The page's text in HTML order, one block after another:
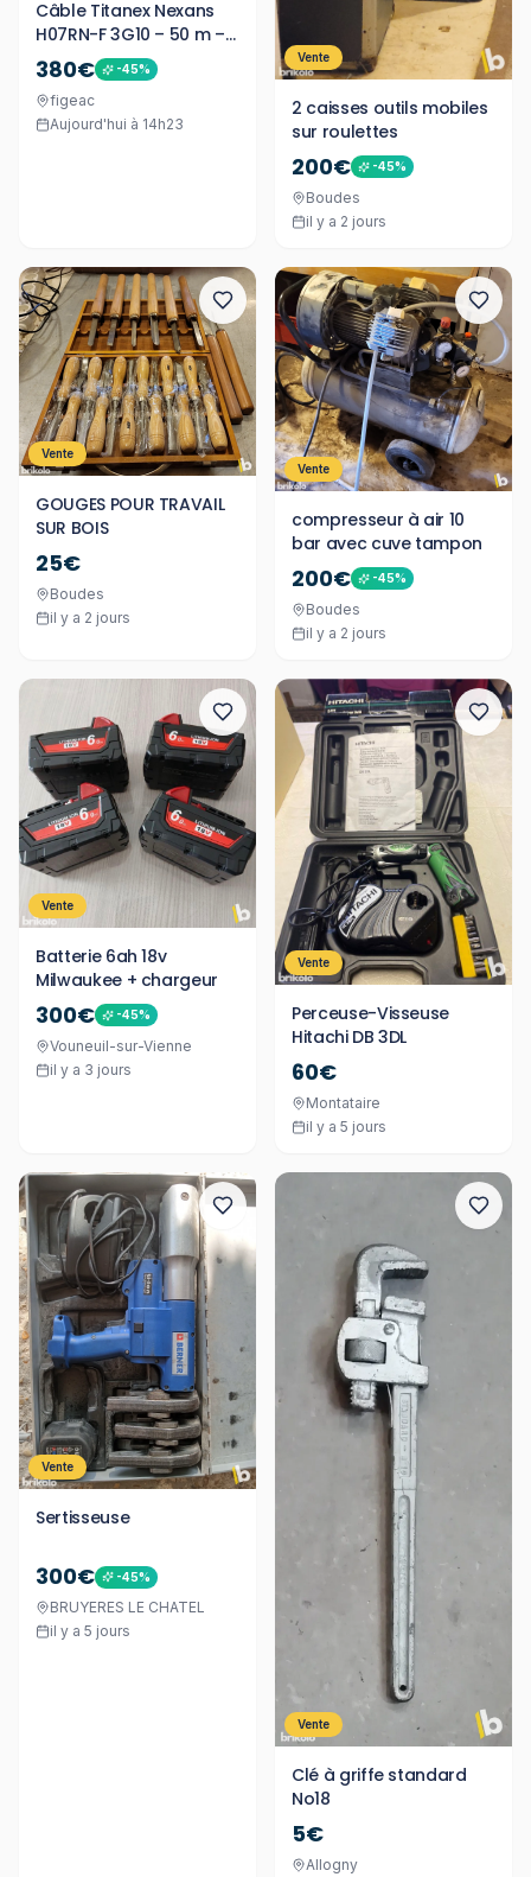
Câble Titanex Nexans
H07RN-F 3G10 – 50 m –
Prises Legrand 32A
380€ -45%
figeac
Aujourd'hui à 14h23
Vente
2 caisses outils mobiles
sur roulettes
200€ -45%
Boudes
il y a 2 jours
Vente
GOUGES POUR TRAVAIL
SUR BOIS
25€
Boudes
il y a 2 jours
Vente
compresseur à air 10
bar avec cuve tampon
200€ -45%
Boudes
il y a 2 jours
Vente
Batterie 6ah 18v
Milwaukee + chargeur
300€ -45%
Vouneuil-sur-Vienne
il y a 3 jours
Vente
Perceuse-Visseuse
Hitachi DB 3DL
60€
Montataire
il y a 5 jours
Vente
Sertisseuse
300€ -45%
BRUYERES LE CHATEL
il y a 5 jours
Vente
Clé à griffe standard
No18
5€
Allogny